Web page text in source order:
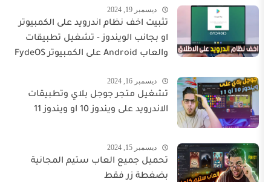
ديسمبر 19, 2024
تثبيت اخف نظام اندرويد على الكمبيوتر
او بجانب الويندوز - تشغيل تطبيقات
والعاب Android على الكمبيوتر FydeOS
ديسمبر 16, 2024
تشغيل متجر جوجل بلاي وتطبيقات
الاندرويد على ويندوز 10 او ويندوز 11
ديسمبر 15, 2024
تحميل جميع العاب ستيم المجانية
بضغطة زر فقط